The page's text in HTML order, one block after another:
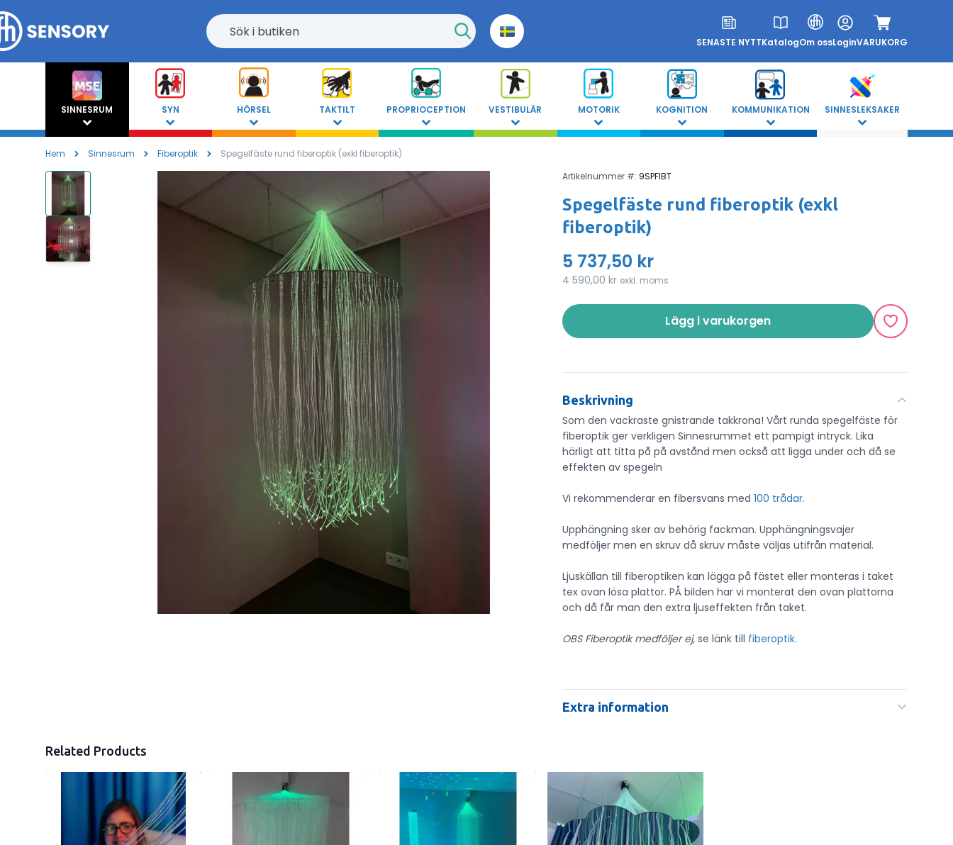
SENASTE NYTTKatalogOm ossLoginVARUKORG
SINNESRUM SYN HÖRSEL TAKTILT PROPRIOCEPTION VESTIBULÄR MOTORIK KOGNITION KOMMUNIKATION SINNESLEKSAKER
Hem Sinnesrum Fiberoptik
Spegelfäste rund fiberoptik (exkl fiberoptik)
Artikelnummer #: 9SPFIBT
Spegelfäste rund fiberoptik (exkl
fiberoptik)
5 737,50 kr
4 590,00 kr exkl. moms
Lägg i varukorgen
Beskrivning
Som den vackraste gnistrande takkrona! Vårt runda spegelfäste för
fiberoptik ger verkligen Sinnesrummet ett pampigt intryck. Lika
härligt att titta på på avstånd men också att ligga under och då se
effekten av spegeln
Vi rekommenderar en fibersvans med100 trådar.
Upphängning sker av behörig fackman. Upphängningsvajer
medföljer men en skruv då skruv måste väljas utifrån material.
Ljuskällan till fiberoptiken kan lägga på fästet eller monteras i taket
tex ovan lösa plattor. PÅ bilden har vi monterat den ovan plattorna
och då får man den extra ljuseffekten från taket.
OBS Fiberoptik medföljer ej, se länk till fiberoptik.
Extra information
Related Products